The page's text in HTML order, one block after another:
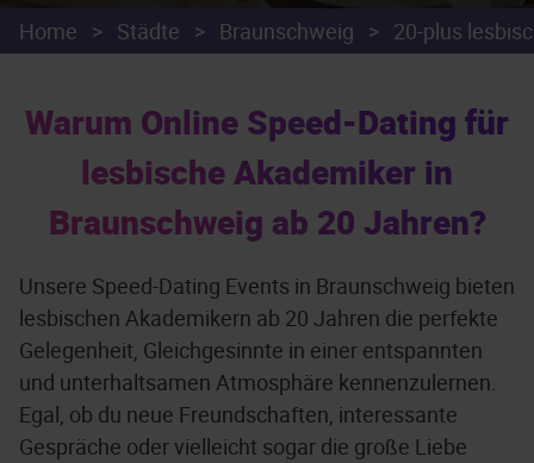
Home > Städte > Braunschweig > 20-plus
Warum Online Speed-Dating für
lesbische Akademiker in
Braunschweig ab 20 Jahren?
Unsere Speed-Dating Events in Braunschweig bieten
lesbischen Akademikern ab 20 Jahren die perfekte
Gelegenheit, Gleichgesinnte in einer entspannten
und unterhaltsamen Atmosphäre kennenzulernen.
Egal, ob du neue Freundschaften, interessante
Gespräche oder vielleicht sogar die große Liebe